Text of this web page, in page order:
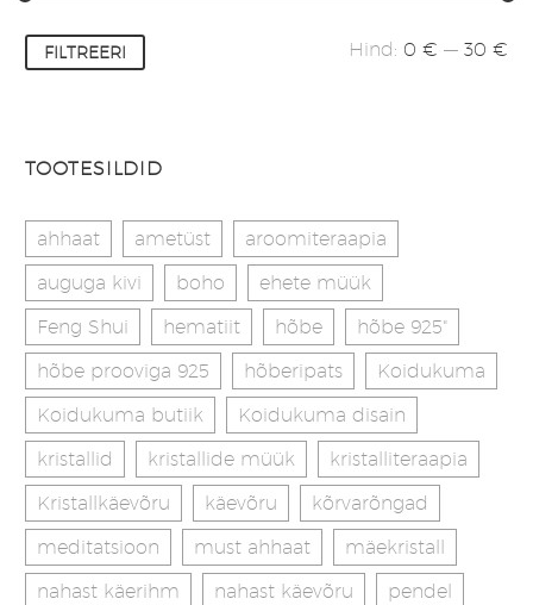
Minimaalne
hind
Maksimaalne
hind
FILTREERI Hind: 0 € — 30 €
TOOTESILDID
ahhaat ametüst
aroomiteraapia
auguga kivi
boho
ehete müük
Feng Shui
hematiit hõbe
hõbe 925"
hõbe prooviga 925
hõberipats
Koidukuma
Koidukuma butiik
Koidukuma disain
kristallid
kristallide müük
kristalliteraapia
Kristallkäevõru
käevõru
kõrvarõngad
meditatsioon
must ahhaat
mäekristall
nahast käerihm
nahast käevõru pendel